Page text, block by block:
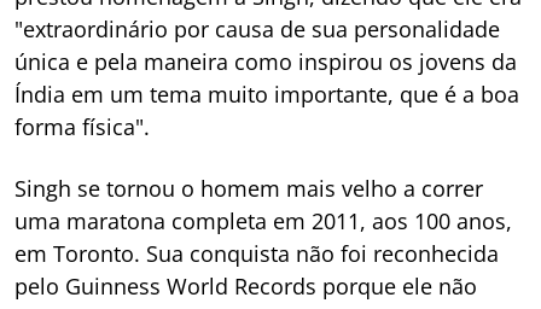
"extraordinário por causa de sua personalidade
única e pela maneira como inspirou os jovens da
Índia em um tema muito importante, que é a boa
forma física".
Singh se tornou o homem mais velho a correr
uma maratona completa em 2011, aos 100 anos,
em Toronto. Sua conquista não foi reconhecida
pelo Guinness World Records porque ele não